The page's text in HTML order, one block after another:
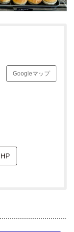
Googleマップ
HP